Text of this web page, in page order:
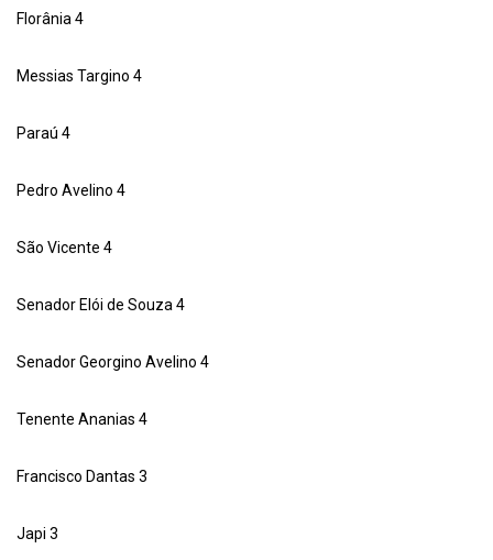
Florânia 4
Messias Targino 4
Paraú 4
Pedro Avelino 4
São Vicente 4
Senador Elói de Souza 4
Senador Georgino Avelino 4
Tenente Ananias 4
Francisco Dantas 3
Japi 3